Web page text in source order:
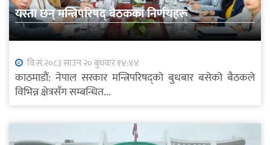
यस्ता छन् मन्त्रिपरिषद् बैठकका निर्णयहरू
वि.सं.२०८३ साउन २० बुधवार १४:४४
काठमाडौं: नेपाल सरकार मन्त्रिपरिषद्को बुधबार बसेको बैठकले
विभिन्न क्षेत्रसँग सम्बन्धित...